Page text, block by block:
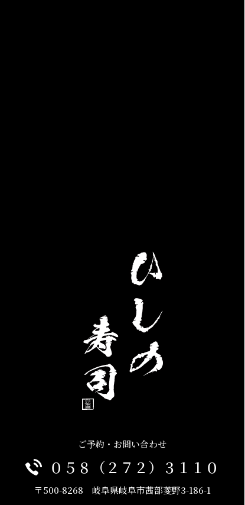
ご予約・お問い合わせ
０５８（２７２）３１１０
〒500-8268 岐阜県岐阜市茜部菱野3-186-1